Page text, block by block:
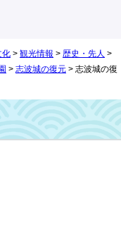
化 > 観光情報 > 歴史・先人 >
> 志波城の復元 > 志波城の復